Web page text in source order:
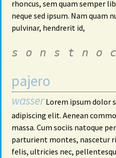
rhoncus, sem quam semper
neque sed ipsum. Nam quam
pulvinar, hendrerit id,
pajero
wasserLorem ipsum dolor
adipiscing elit. Aenean
massa. Cum sociis natoque
parturient montes, nascetur
felis, ultricies nec,